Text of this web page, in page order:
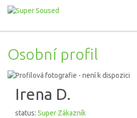
Osobní profil
Irena D.
status: Super Zákazník